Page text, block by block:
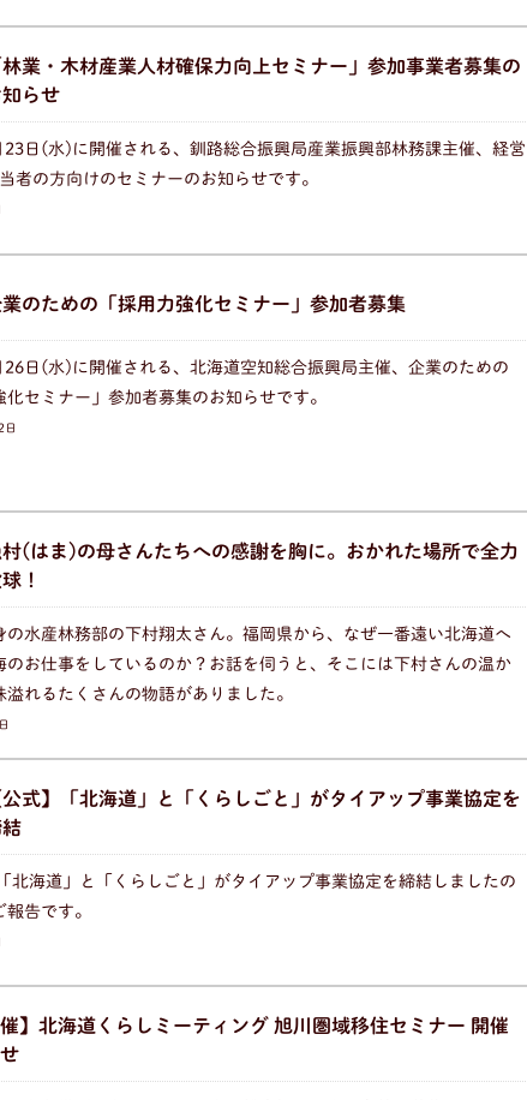
林業・木材産業人材確保力向上セミナー」参加事業者募集の
知らせ
23日(水)に開催される、釧路総合振興局産業振興部林務課主催、経営
者の方向けのセミナーのお知らせです。
のための「採用力強化セミナー」参加者募集
26日(水)に開催される、北海道空知総合振興局主催、企業のための
化セミナー」参加者募集のお知らせです。
日
(はま)の母さんたちへの感謝を胸に。おかれた場所で全力
！
の水産林務部の下村翔太さん。福岡県から、なぜ一番遠い北海道へ
のお仕事をしているのか？お話を伺うと、そこには下村さんの温か
溢れるたくさんの物語がありました。
公式】「北海道」と「くらしごと」がタイアップ事業協定を
北海道」と「くらしごと」がタイアップ事業協定を締結しましたの
告です。
催】北海道くらしミーティング 旭川圏域移住セミナー 開催